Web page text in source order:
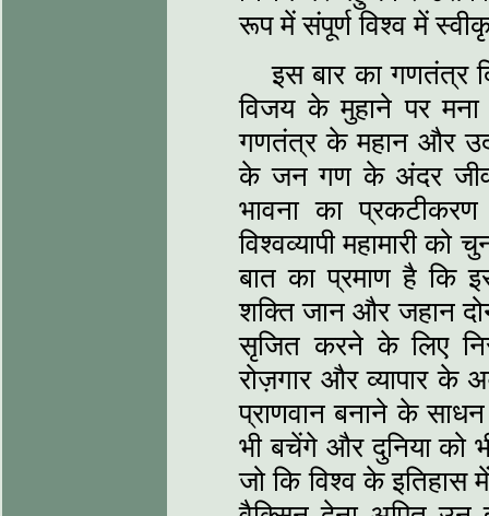
रूप में संपूर्ण विश्‍व में
इस बार का गणतंत्र
विजय के मुहाने पर
गणतंत्र के महान और
के जन गण के अंदर
भावना का
विश्‍वव्‍यापी महामारी
बात का प्रमाण है कि
शक्ति जान और जहान
सृजित करने के लिए
रोज़गार और व्‍यापार के
प्राणवान बनाने के
भी बचेंगे और दुनिया को
जो कि विश्‍व के